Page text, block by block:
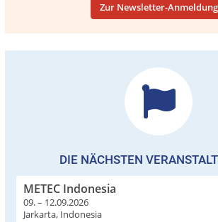
Zur Newsletter-Anmeldung
DIE NÄCHSTEN
METEC Indonesia
09. – 12.09.2026
Jarkarta, Indonesia